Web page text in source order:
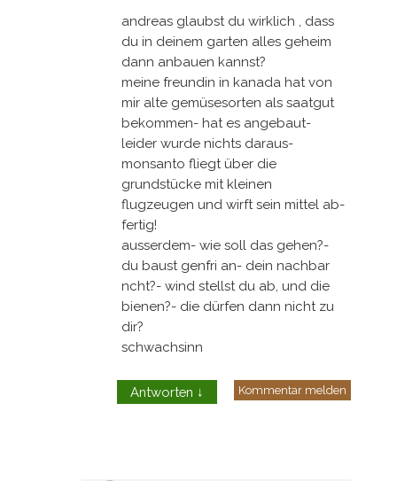
andreas glaubst du wirklich , dass
du in deinem garten alles geheim
dann anbauen kannst?
meine freundin in kanada hat von
mir alte gemüsesorten als saatgut
bekommen- hat es angebaut-
leider wurde nichts daraus-
monsanto fliegt über die
grundstücke mit kleinen
flugzeugen und wirft sein mittel ab-
fertig!
ausserdem- wie soll das gehen?-
du baust genfri an- dein nachbar
ncht?- wind stellst du ab, und die
bienen?- die dürfen dann nicht zu
dir?
schwachsinn
Antworten ↓ Kommentar melden